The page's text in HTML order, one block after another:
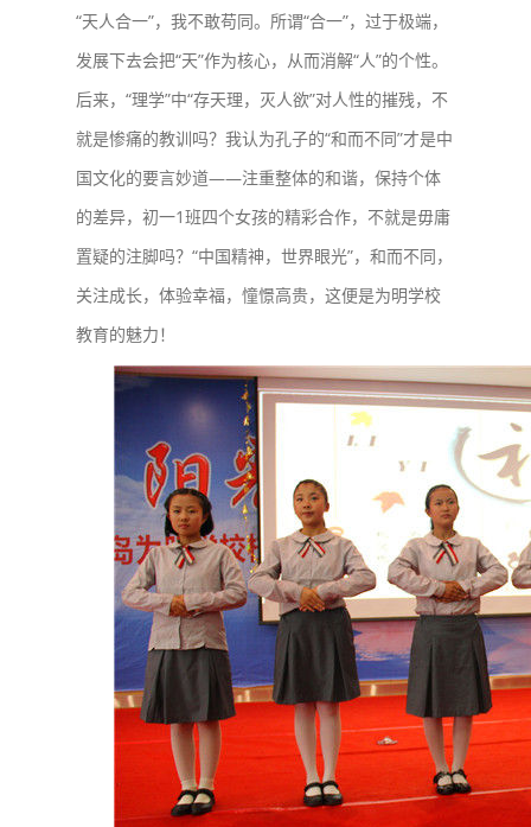
“天人合一”，我不敢苟同。所谓“合一”，过于极端，
发展下去会把“天”作为核心，从而消解“人”的个性。
后来，“理学”中“存天理，灭人欲”对人性的摧残，不
就是惨痛的教训吗？我认为孔子的“和而不同”才是中
国文化的要言妙道——注重整体的和谐，保持个体
的差异，初一1班四个女孩的精彩合作，不就是毋庸
置疑的注脚吗？“中国精神，世界眼光”，和而不同，
关注成长，体验幸福，憧憬高贵，这便是为明学校
教育的魅力！